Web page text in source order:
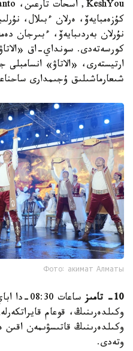
كۇزەمبايەۆ، ەرلان ءبىلال،
كورسەتەدى. سونداي-اق
ارتيستەرى، «الاتاۋ» انسامبلى
شىعارماشىلىق ۇجىمدارى
Фото: акимат Алматы
10- تامىز
ساعات
وكىلدەرىنىڭ، قوعام
وكىلدەرىنىڭ قاتىسۋىمەن
وتەدى.